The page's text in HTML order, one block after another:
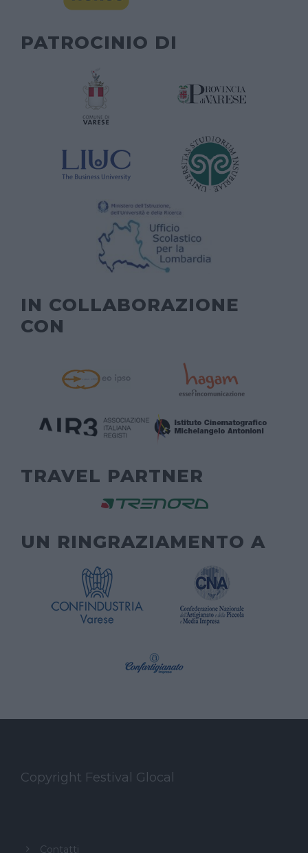
PATROCINIO DI
IN COLLABORAZIONE
CON
TRAVEL PARTNER
UN RINGRAZIAMENTO A
Copyright Festival Glocal
Contatti